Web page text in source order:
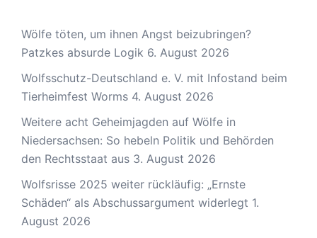
Wölfe töten, um ihnen Angst beizubringen?
Patzkes absurde Logik 6. August 2026
Wolfsschutz-Deutschland e. V. mit Infostand beim
Tierheimfest Worms 4. August 2026
Weitere acht Geheimjagden auf Wölfe in
Niedersachsen: So hebeln Politik und Behörden
den Rechtsstaat aus 3. August 2026
Wolfsrisse 2025 weiter rückläufig: „Ernste
Schäden“ als Abschussargument widerlegt 1.
August 2026